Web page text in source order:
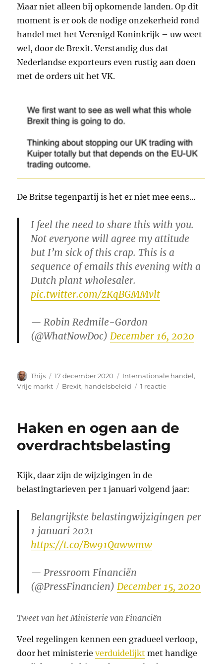
Maar niet alleen bij opkomende landen. Op dit
moment is er ook de nodige onzekerheid rond
handel met het Verenigd Koninkrijk – uw weet
wel, door de Brexit. Verstandig dus dat
Nederlandse exporteurs even rustig aan doen
met de orders uit het VK.
De Britse tegenpartij is het er niet mee eens…
I feel the need to share this with you.
Not everyone will agree my attitude
but I’m sick of this crap. This is a
sequence of emails this evening with a
Dutch plant wholesaler.
pic.twitter.com/zKqBGMMvlt
— Robin Redmile-Gordon
(@WhatNowDoc)December 16, 2020
Auteur
Thijs
Geplaatst
op
17 december 2020 Categorieën
Internationale handel,
Vrije markt
Tags
Brexit, handelsbeleid 1 reactieop
Haken en ogen aan de
overdrachtsbelasting
Kijk, daar zijn de wijzigingen in de
belastingtarieven per 1 januari volgend jaar:
Belangrijkste belastingwijzigingen per
1 januari 2021
https://t.co/Bw91Qawwmw
— Pressroom Financiën
(@PressFinancien)December 15, 2020
Tweet van het Ministerie van Financiën
Veel regelingen kennen een gradueel verloop,
door het ministerieverduidelijkt met handige